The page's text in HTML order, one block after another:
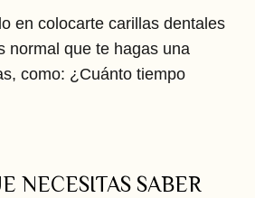
en colocarte carillas dentales
normal que te hagas una
como: ¿Cuánto tiempo
NECESITAS SABER